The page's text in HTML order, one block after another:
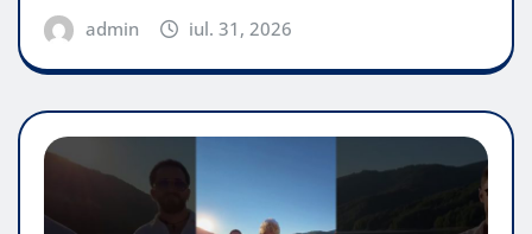
admin iul. 31, 2026